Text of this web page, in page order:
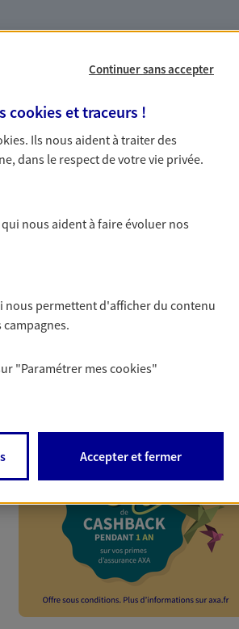
les professionnels et les
des solutions cohérentes pour protéger
Continuer sans accepter
cookies et traceurs !
. Ils nous aident à traiter des
dans le respect de votre vie privée.
nous aident à faire évoluer nos
permettent d'afficher du contenu
"Paramétrer mescookies"
Accepter et fermer